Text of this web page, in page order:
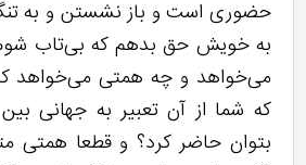
حضوری است و باز نشستن و به
به خویش حق بدهم که بی‌تاب
می‌خواهد و چه همتی می‌خواهد
که شما از آن تعبیر به جهانی
بتوان حاضر کرد؟ و قطعا همتی